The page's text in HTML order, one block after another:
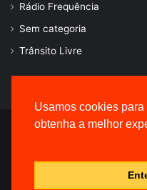
Usamos cookies
obtenha a melhor
Rádio Frequência
Sem categoria
Trânsito Livre